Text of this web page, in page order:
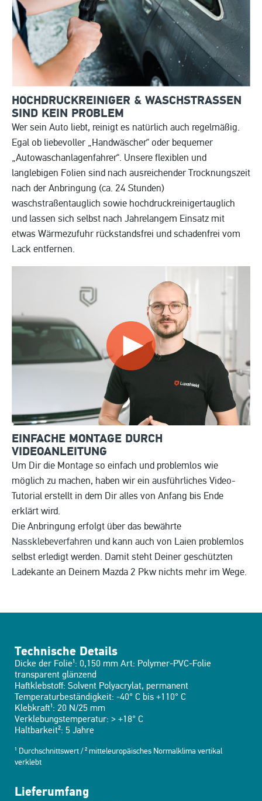
HOCHDRUCKREINIGER & WASCHSTRASSEN S
IND KEIN PROBLEM
Wer sein Auto liebt, reinigt es natürlich auch regelmäßig.
Egal ob liebevoller „Handwäscher“ oder bequemer
„Autowaschanlagenfahrer“. Unsere flexiblen und
langlebigen Folien sind nach ausreichender Trocknungszeit
nach der Anbringung (ca. 24 Stunden)
waschstraßentauglich sowie hochdruckreinigertauglich
und lassen sich selbst nach Jahrelangem Einsatz mit
etwas Wärmezufuhr rückstandsfrei und schadenfrei vom
Lack entfernen.
EINFACHE MONTAGE DURCH
VIDEOANLEITUNG
Um Dir die Montage so einfach und problemlos wie
möglich zu machen, haben wir ein ausführliches Video-
Tutorial erstellt in dem Dir alles von Anfang bis Ende
erklärt wird.
Die Anbringung erfolgt über das bewährte
Nassklebeverfahren und kann auch von Laien problemlos
selbst erledigt werden. Damit steht Deiner geschützten
Ladekante an Deinem Mazda 2 Pkw nichts mehr im Wege.
Technische Details
Dicke der Folie¹: 0,150 mm Art: Polymer-PVC-Folie
transparent glänzend
Haftklebstoff: Solvent Polyacrylat, permanent
Temperaturbeständigkeit: -40° C bis +110° C
Klebkraft¹: 20 N/25 mm
Verklebungstemperatur: > +18° C
Haltbarkeit²: 5 Jahre
¹ Durchschnittswert / ² mitteleuropäisches Normalklima vertikal
verklebt
Lieferumfang